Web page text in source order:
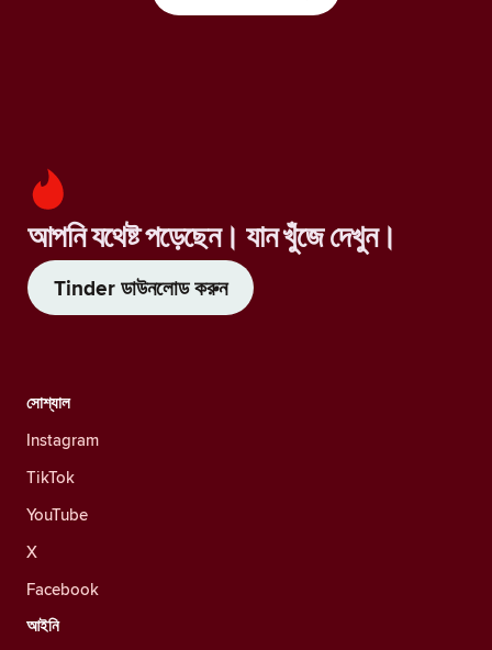
আপনি যথেষ্ট পড়েছেন। যান খুঁজে দেখুন।
Tinder ডাউনলোড করুন
সোশ্যাল
Instagram
TikTok
YouTube
X
Facebook
আইনি